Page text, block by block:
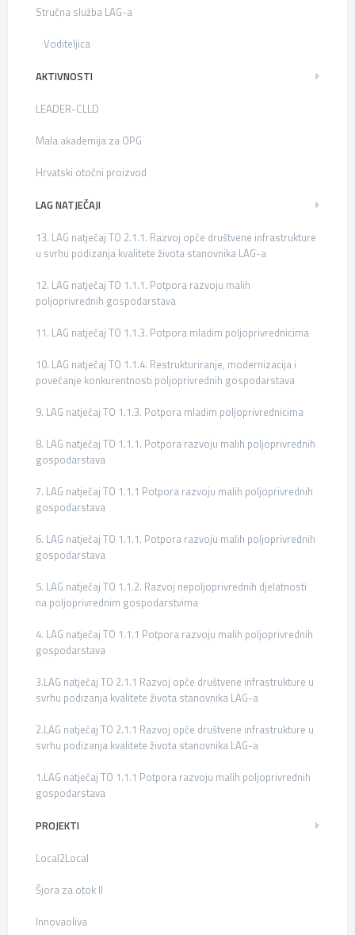
Stručna služba LAG-a
Voditeljica
AKTIVNOSTI
LEADER-CLLD
Mala akademija za OPG
Hrvatski otočni proizvod
LAG NATJEČAJI
13. LAG natječaj TO 2.1.1. Razvoj opće društvene infrastrukture
u svrhu podizanja kvalitete života stanovnika LAG-a
12. LAG natječaj TO 1.1.1. Potpora razvoju malih
poljoprivrednih gospodarstava
11. LAG natječaj TO 1.1.3. Potpora mladim poljoprivrednicima
10. LAG natječaj TO 1.1.4. Restrukturiranje, modernizacija i
povećanje konkurentnosti poljoprivrednih gospodarstava
9. LAG natječaj TO 1.1.3. Potpora mladim poljoprivrednicima
8. LAG natječaj TO 1.1.1. Potpora razvoju malih poljoprivrednih
gospodarstava
7. LAG natječaj TO 1.1.1 Potpora razvoju malih poljoprivrednih
gospodarstava
6. LAG natječaj TO 1.1.1. Potpora razvoju malih poljoprivrednih
gospodarstava
5. LAG natječaj TO 1.1.2. Razvoj nepoljoprivrednih djelatnosti
na poljoprivrednim gospodarstvima
4. LAG natječaj TO 1.1.1 Potpora razvoju malih poljoprivrednih
gospodarstava
3.LAG natječaj TO 2.1.1 Razvoj opće društvene infrastrukture u
svrhu podizanja kvalitete života stanovnika LAG-a
2.LAG natječaj TO 2.1.1 Razvoj opće društvene infrastrukture u
svrhu podizanja kvalitete života stanovnika LAG-a
1.LAG natječaj TO 1.1.1 Potpora razvoju malih poljoprivrednih
gospodarstava
PROJEKTI
Local2Local
Šjora za otok II
Innovaoliva